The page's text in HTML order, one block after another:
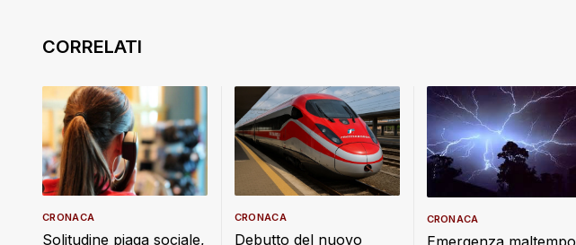
Solitudine piaga sociale,
CRONACA
Debutto del nuovo
CRONACA
Emergenza maltempo
CRONACA